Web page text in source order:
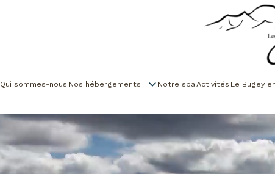
Qui sommes-nous Nos hébergements Notre spaActivités Le Bugey